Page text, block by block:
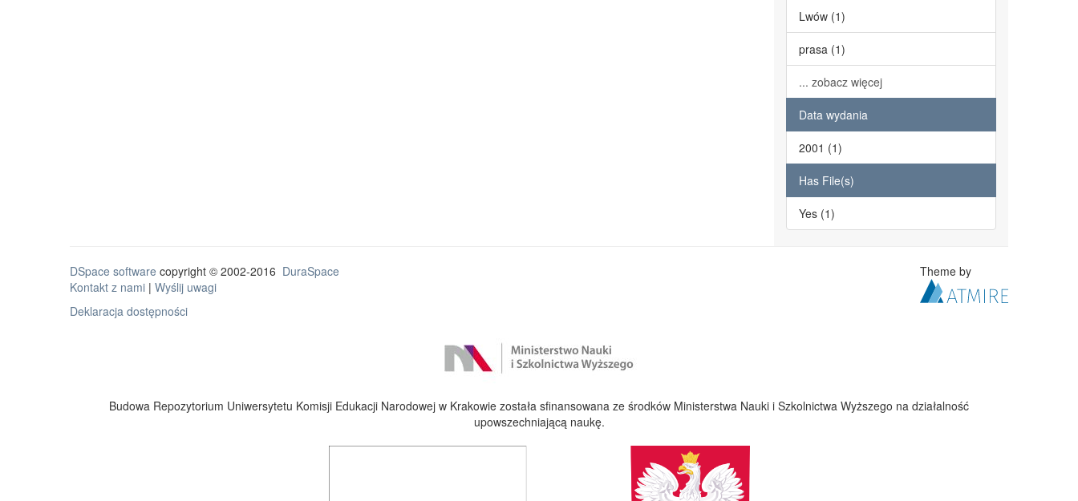
Lwów (1)
prasa (1)
... zobacz więcej
Data wydania
2001 (1)
Has File(s)
Yes (1)
DSpace software copyright © 2002-2016 DuraSpace
Kontakt z nami | Wyślij uwagi
Deklaracja dostępności
Theme by
Budowa Repozytorium Uniwersytetu Komisji Edukacji Narodowej w Krakowie została sfinansowana ze środków Ministerstwa Nauki i Szkolnictwa Wyższego na działalność
upowszechniającą naukę.